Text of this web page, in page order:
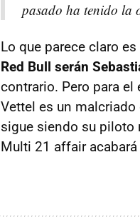
pasado ha tenido la
Lo que parece claro es
Red Bull serán
contrario. Pero para el
Vettel es un malcriado
sigue siendo su piloto
Multi 21 affair